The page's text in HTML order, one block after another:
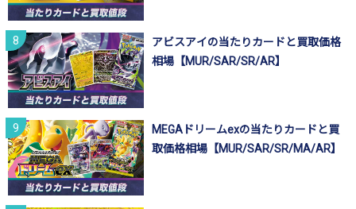
アビスアイの当たりカードと買取価格
相場【MUR/SAR/SR/AR】
MEGAドリームexの当たりカードと買
取価格相場【MUR/SAR/SR/MA/AR】